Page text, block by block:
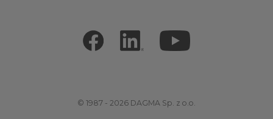
© 1987 - 2026 DAGMA Sp. z o.o.